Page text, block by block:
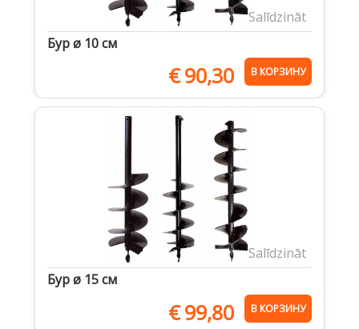
Salīdzināt
Бур ø 10 cм
€90,30 В КОРЗИНУ
Salīdzināt
Бур ø 15 cм
€99,80 В КОРЗИНУ